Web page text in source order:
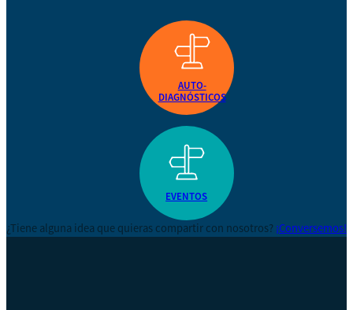
AUTO-
DIAGNÓSTICOS
EVENTOS
¿Tiene alguna idea que quieras compartir con nosotros? ¡Conversemos!